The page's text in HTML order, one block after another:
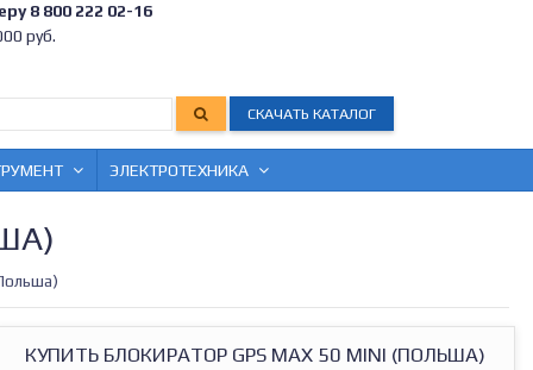
8 800 222 02-16
руб.
СКАЧАТЬ КАТАЛОГ
ЭЛЕКТРОТЕХНИКА
КУПИТЬ БЛОКИРАТОР GPS MAX 50 MINI (ПОЛЬША)